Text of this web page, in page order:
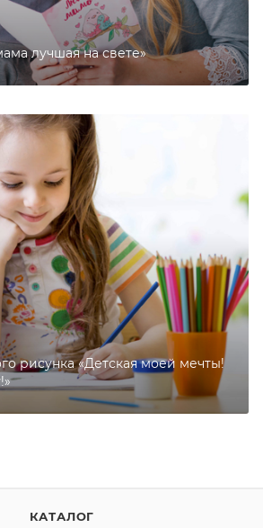
лучшая на свете»
рисунка «Детская моей мечты!
КАТАЛОГ